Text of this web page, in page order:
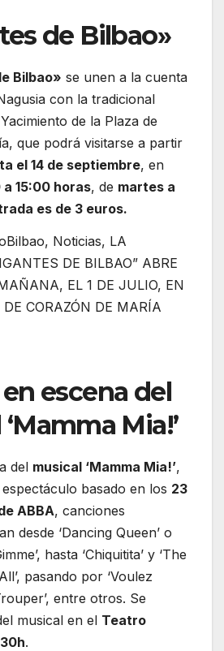
de Bilbao»
Bilbao» se unen a la cuenta
con la tradicional
de la Plaza de
que podrá visitarse a partir
el 14 de septiembre, en
a 15:00 horas, de martes a
es de 3 euros.
escena del
Mia!’
del musical ‘Mamma Mia!’,
basado en los 23
ABBA, canciones
desde ‘Dancing Queen’ o
hasta ‘Chiquitita’ y ‘The
pasando por ‘Voulez
entre otros. Se
musical en el Teatro
.